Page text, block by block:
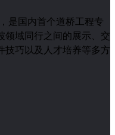
是国内首个道桥工程专
领域同行之间的展示、交
技巧以及人才培养等多方